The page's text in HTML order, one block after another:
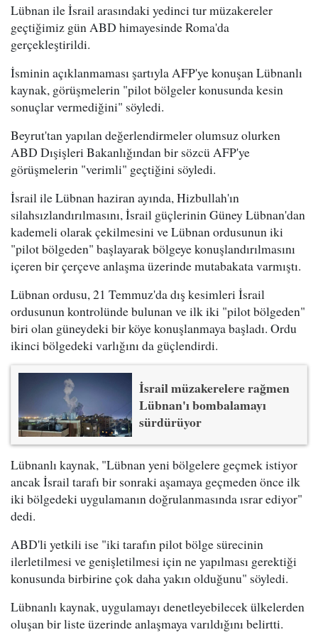
Lübnan ile İsrail arasındaki yedinci tur müzakereler
geçtiğimiz gün ABD himayesinde Roma'da
gerçekleştirildi.
İsminin açıklanmaması şartıyla AFP'ye konuşan Lübnanlı
kaynak, görüşmelerin "pilot bölgeler konusunda kesin
sonuçlar vermediğini" söyledi.
Beyrut'tan yapılan değerlendirmeler olumsuz olurken
ABD Dışişleri Bakanlığından bir sözcü AFP'ye
görüşmelerin "verimli" geçtiğini söyledi.
İsrail ile Lübnan haziran ayında, Hizbullah'ın
silahsızlandırılmasını, İsrail güçlerinin Güney Lübnan'dan
kademeli olarak çekilmesini ve Lübnan ordusunun iki
"pilot bölgeden" başlayarak bölgeye konuşlandırılmasını
içeren bir çerçeve anlaşma üzerinde mutabakata varmıştı.
Lübnan ordusu, 21 Temmuz'da dış kesimleri İsrail
ordusunun kontrolünde bulunan ve ilk iki "pilot bölgeden"
biri olan güneydeki bir köye konuşlanmaya başladı. Ordu
ikinci bölgedeki varlığını da güçlendirdi.
İsrail müzakerelere rağmen
Lübnan'ı bombalamayı
sürdürüyor
Lübnanlı kaynak, "Lübnan yeni bölgelere geçmek istiyor
ancak İsrail tarafı bir sonraki aşamaya geçmeden önce ilk
iki bölgedeki uygulamanın doğrulanmasında ısrar ediyor"
dedi.
ABD'li yetkili ise "iki tarafın pilot bölge sürecinin
ilerletilmesi ve genişletilmesi için ne yapılması gerektiği
konusunda birbirine çok daha yakın olduğunu" söyledi.
Lübnanlı kaynak, uygulamayı denetleyebilecek ülkelerden
oluşan bir liste üzerinde anlaşmaya varıldığını belirtti.